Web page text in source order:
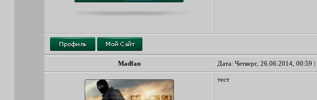
Madfan Дата: Четверг, 26.06.2014, 00:59
тест